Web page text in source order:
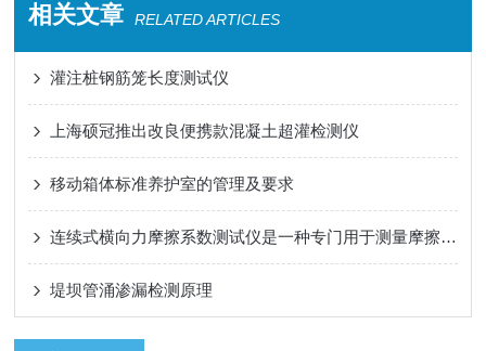
相关文章 RELATED ARTICLES
灌注桩钢筋笼长度测试仪
上海硕冠推出改良便携款混凝土超灌检测仪
移动箱体标准养护室的管理及要求
连续式横向力摩擦系数测试仪是一种专门用于测量摩擦系数的仪器
堤坝管涌渗漏检测原理